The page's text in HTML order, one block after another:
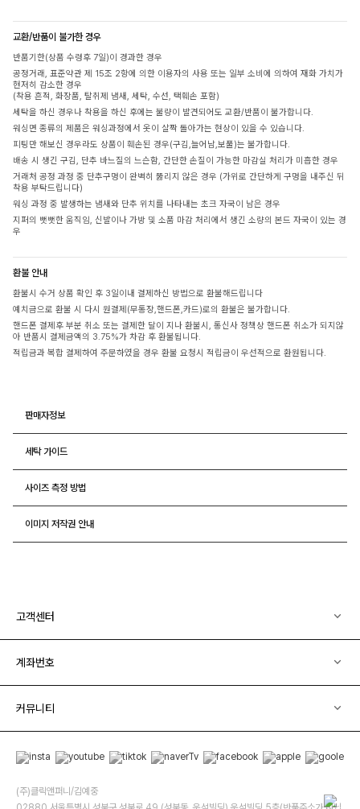
교환/반품이 불가한 경우
반품기한(상품 수령후 7일)이 경과한 경우
공정거래, 표준약관 제 15조 2항에 의한 이용자의 사용 또는 일부 소비에 의하여 재화 가치가
현저히 감소한 경우
(착용 흔적, 화장품, 탈취제 냄새, 세탁, 수선, 택훼손 포함)
세탁을 하신 경우나 착용을 하신 후에는 불량이 발견되어도 교환/반품이 불가합니다.
워싱면 종류의 제품은 워싱과정에서 옷이 살짝 돌아가는 현상이 있을 수 있습니다.
피팅만 해보신 경우라도 상품이 훼손된 경우(구김,늘어남,보풀)는 불가합니다.
배송 시 생긴 구김, 단추 바느질의 느슨함, 간단한 손질이 가능한 마감실 처리가 미흡한 경우
거래처 공정 과정 중 단추구멍이 완벽히 뚫리지 않은 경우 (가위로 간단하게 구멍을 내주신 뒤
착용 부탁드립니다)
워싱 과정 중 발생하는 냄새와 단추 위치를 나타내는 초크 자국이 남은 경우
지퍼의 뻣뻣한 움직임, 신발이나 가방 및 소품 마감 처리에서 생긴 소량의 본드 자국이 있는 경
우
환불 안내
환불시 수거 상품 확인 후 3일이내 결제하신 방법으로 환불해드립니다
예치금으로 환불 시 다시 원결제(무통장,핸드폰,카드)로의 환불은 불가합니다.
핸드폰 결제후 부분 취소 또는 결제한 달이 지나 환불시, 통신사 정책상 핸드폰 취소가 되지않
아 반품시 결제금액의 3.75%가 차감 후 환불됩니다.
적립금과 복합 결제하여 주문하였을 경우 환불 요청시 적립금이 우선적으로 환원됩니다.
판매자정보
세탁 가이드
사이즈 측정 방법
이미지 저작권 안내
고객센터
계좌번호
커뮤니티
(주)클릭앤퍼니/김예중